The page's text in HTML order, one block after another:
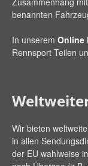
benannten
In unserem Online
Rennsport Teilen
Wir bieten
in allen
der EU wahlweise